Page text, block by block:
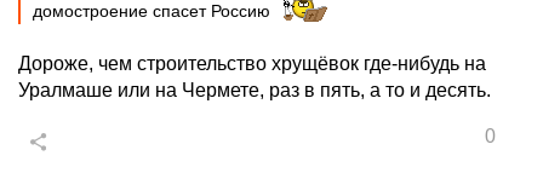
домостроение спасет Россию
Дороже, чем строительство хрущёвок где-нибудь на
Уралмаше или на Чермете, раз в пять, а то и десять.
0